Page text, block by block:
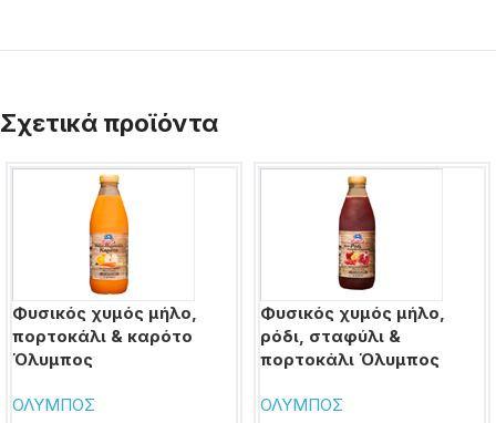
Σχετικά προϊόντα
Φυσικός χυμός μήλο,
πορτοκάλι & καρότο
Όλυμπος
ΟΛΥΜΠΟΣ
Φυσικός χυμός μήλο,
ρόδι, σταφύλι &
πορτοκάλι Όλυμπος
ΟΛΥΜΠΟΣ